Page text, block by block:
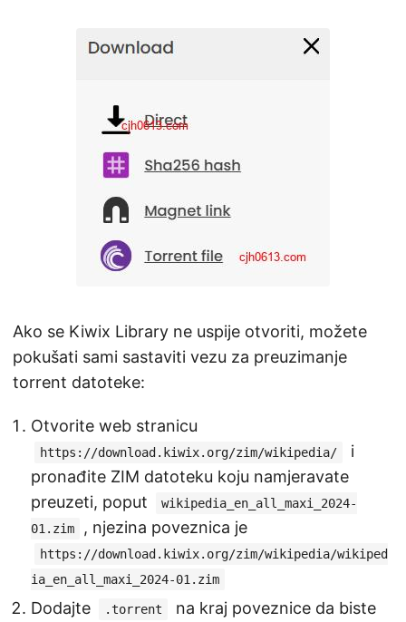
Ako se Kiwix Library ne uspije otvoriti, možete
pokušati sami sastaviti vezu za preuzimanje
torrent datoteke:
Otvorite web stranicu
https://download.kiwix.org/zim/wikipedia/
i
pronađite ZIM datoteku koju namjeravate
preuzeti, poput
wikipedia_en_all_maxi_2024-
01.zim
, njezina poveznica je
https://download.kiwix.org/zim/wikipedia/wikiped
ia_en_all_maxi_2024-01.zim
Dodajte .torrent
na kraj poveznice da biste